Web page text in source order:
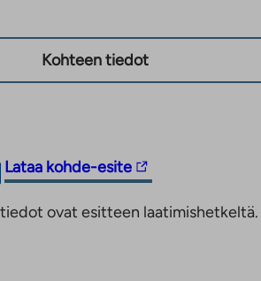
Kohteen tiedot
Lataa kohde-esite
Linkki
ulkopuoliseen
ovat esitteen